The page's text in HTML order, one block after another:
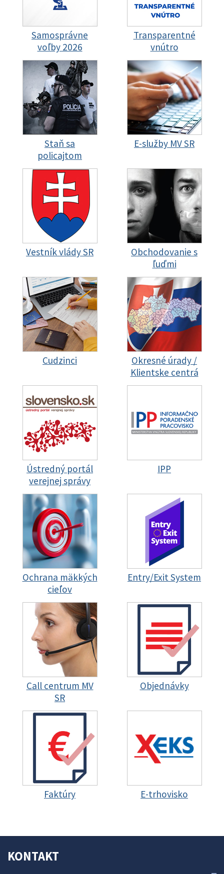
Samosprávne
voľby 2026
Transparentné
vnútro
Staň sa
policajtom
E-služby MV SR
Vestník vlády SR
Obchodovanie s
ľuďmi
Cudzinci
Okresné úrady /
Klientske centrá
Ústredný portál
verejnej správy
IPP
Ochrana mäkkých
cieľov
Entry/Exit System
Call centrum MV
SR
Objednávky
Faktúry E-trhovisko
KONTAKT